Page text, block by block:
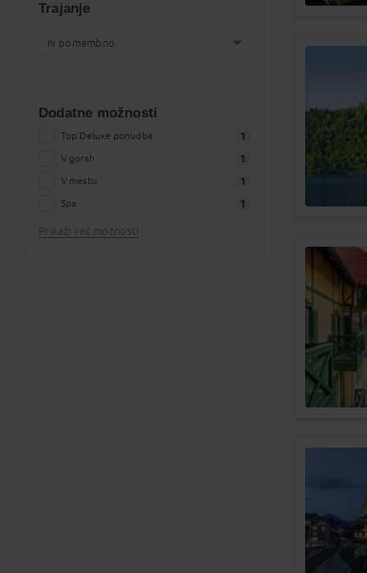
Trajanje
ni pomembno
1 teden
2 tedna
od 1 do 4 dni
od 5 do 8 dni
od 9 do 15 dni
Dodatne možnosti
Top Deluxe ponudba 1
V gorah 1
V mestu 1
Spa 1
Prikaži več možnosti